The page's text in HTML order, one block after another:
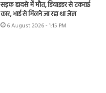
सड़क हादसे में मौत, डिवाइडर से टकराई
कार, भाई से मिलने जा रहा था जेल
6 August 2026 - 1:15 PM